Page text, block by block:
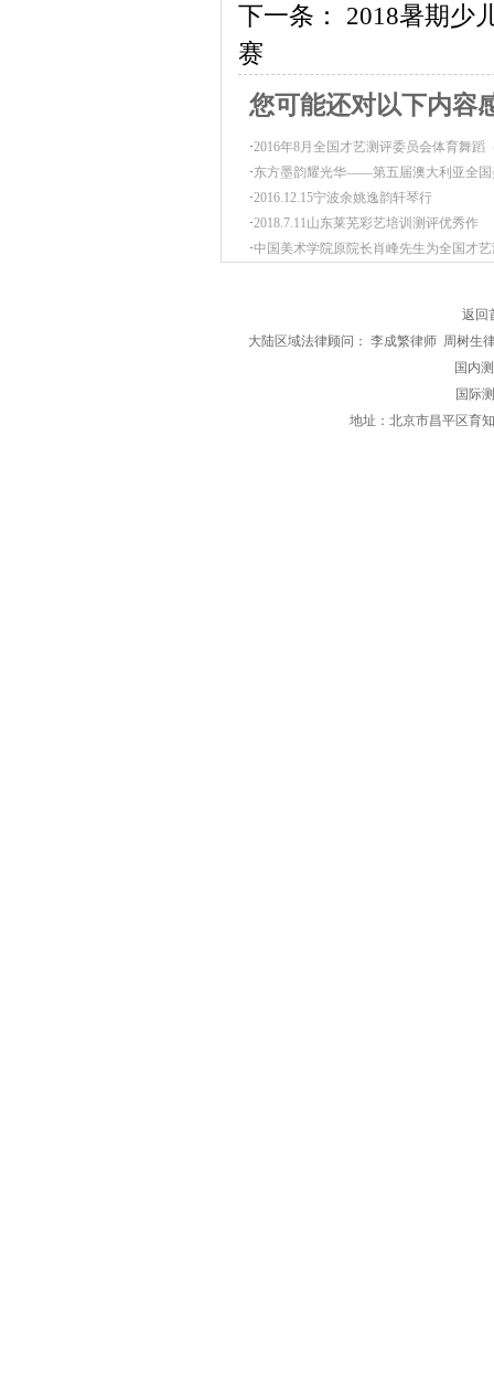
下一条： 2018暑期少
赛
您可能还对以下内容
·2016年8月全国才艺测评委员会体育舞蹈
·东方墨韵耀光华——第五届澳大利亚全国
·2016.12.15宁波余姚逸韵轩琴行
·2018.7.11山东莱芜彩艺培训测评优秀作
·中国美术学院原院长肖峰先生为全国才
返回
大陆区域法律顾问： 李成繁律师 周树
国内测评
国际
地址：北京市昌平区